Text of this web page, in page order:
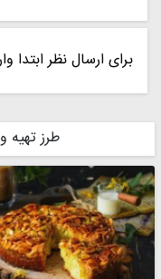
برای ارسال نظر ابتدا
طرز